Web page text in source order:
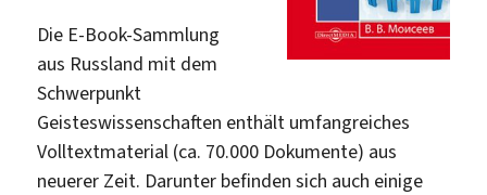
Die E-Book-Sammlung
aus Russland mit dem
Schwerpunkt
Geisteswissenschaften enthält umfangreiches
Volltextmaterial (ca. 70.000 Dokumente) aus
neuerer Zeit. Darunter befinden sich auch einige